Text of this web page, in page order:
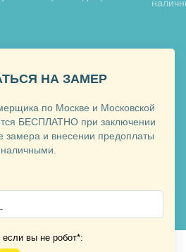
Хочу такую
НА ЗАМЕР
по Москве и Московской
БЕСПЛАТНО при заключении
замера и внесении предоплаты
наличными.
если вы не робот*: